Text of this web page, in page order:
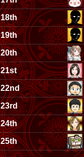
18th
19th
20th
21st
22nd
23rd
24th
25th